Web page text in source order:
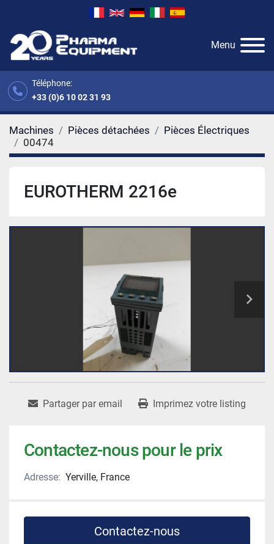
Téléphone:
+33 (0)6 10 02 31 93
Menu
Machines Pièces détachées
Pièces Électriques
00474
EUROTHERM 2216e
Partager par email Imprimez votre listing
Contactez-nous pour le prix
Adresse: Yerville, France
Contactez-nous